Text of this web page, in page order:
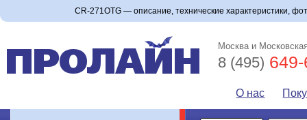
CR-271OTG — описание, технические характеристики,
Москва и
8 (495)
О нас